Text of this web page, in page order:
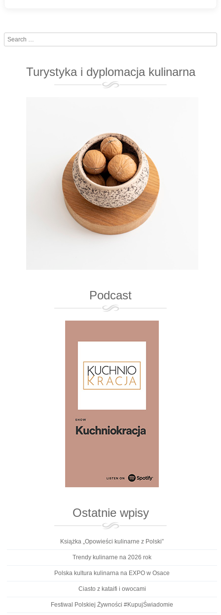
Search
Turystyka i dyplomacja kulinarna
Podcast
Ostatnie wpisy
Książka „Opowieści kulinarne z Polski”
Trendy kulinarne na 2026 rok
Polska kultura kulinarna na EXPO w Osace
Ciasto z kataifi i owocami
Festiwal Polskiej Żywności #KupujŚwiadomie